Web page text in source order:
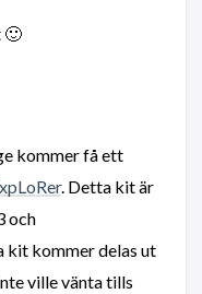
🙂
kommer få ett
. Detta kit är
och
kommer delas ut
ville vänta tills